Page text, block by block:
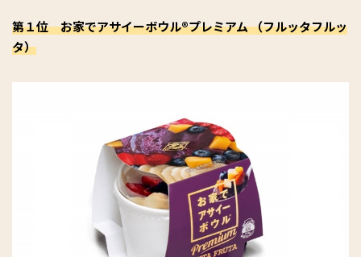
第１位 お家でアサイーボウル®️プレミアム （フルッタフルッ
タ）